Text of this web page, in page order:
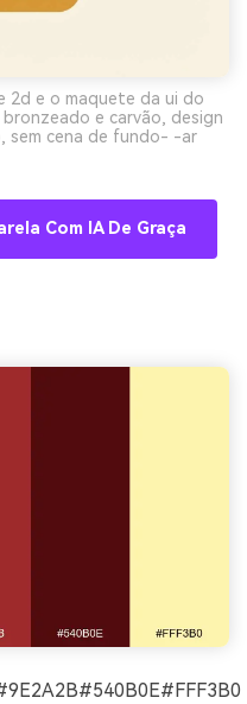
2d e o maquete da ui do
e carvão, design
sem cena de fundo- -ar
Com IA De Graça